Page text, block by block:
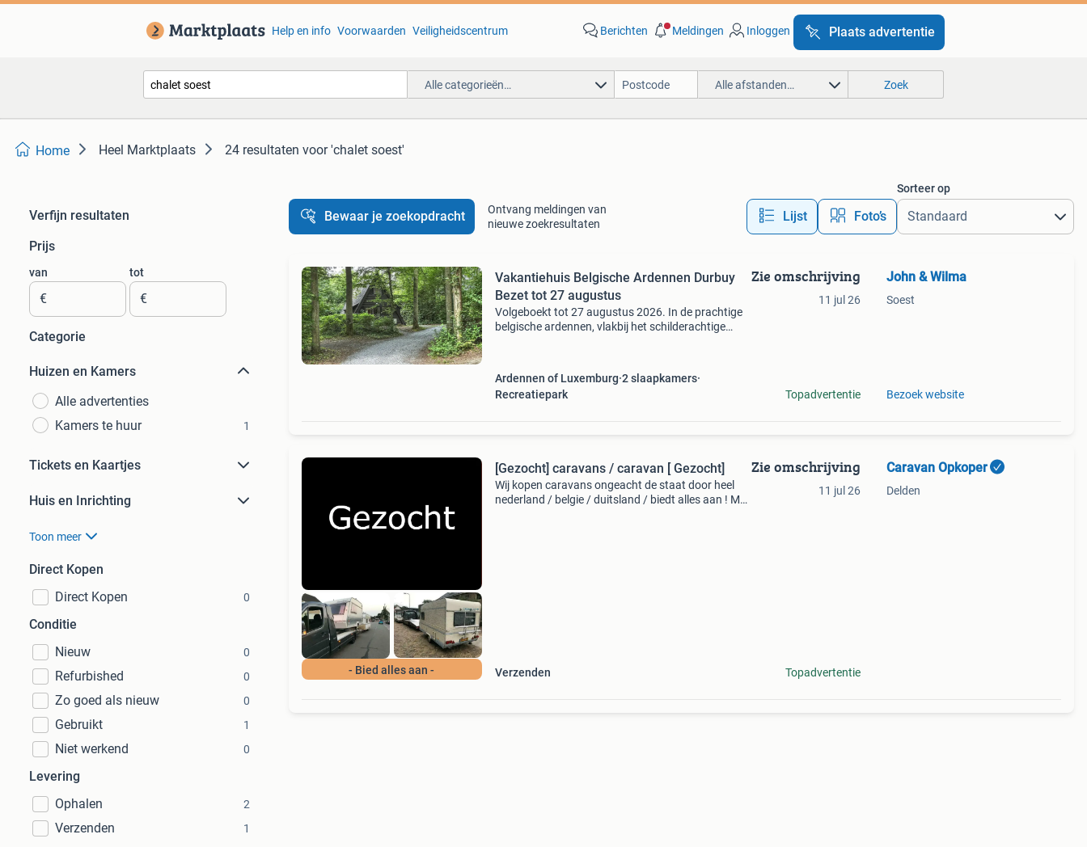
Help en info Voorwaarden Veiligheidscentrum Berichten Meldingen Inloggen Plaats advertentie
Alle categorieën… Alle afstanden… Zoek
Home Heel Marktplaats 24 resultaten voor 'chalet soest'
Verfijn resultaten
Prijs
van
€
tot
€
Categorie
Huizen en Kamers
Alle advertenties
Kamers te huur
1
Tickets en Kaartjes
Huis en Inrichting
Toon meer
Direct Kopen
Direct Kopen
0
Conditie
Nieuw
0
Refurbished 0
Zo goed als nieuw 0
Gebruikt 1
Niet werkend 0
Levering
Ophalen
2
Verzenden 1
Bewaar je zoekopdracht
Ontvang meldingen van
nieuwe zoekresultaten
Lijst Foto’s
Sorteer op
Vakantiehuis Belgische Ardennen Durbuy
Bezet tot 27 augustus
Volgeboekt tot 27 augustus 2026. In de prachtige
belgische ardennen, vlakbij het schilderachtige
Ardennen of Luxemburg 2 slaapkamers
Recreatiepark
Zie omschrijving
11 jul 26
Topadvertentie
John & Wilma
Soest
Bezoek website
- Bied alles aan -
[Gezocht] caravans / caravan [ Gezocht]
Wij kopen caravans ongeacht de staat door heel
nederland / belgie / duitsland / biedt alles aan ! Met
Verzenden
Zie omschrijving
11 jul 26
Topadvertentie
Caravan Opkoper
Delden